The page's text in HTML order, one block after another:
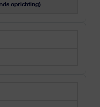
oprichting)